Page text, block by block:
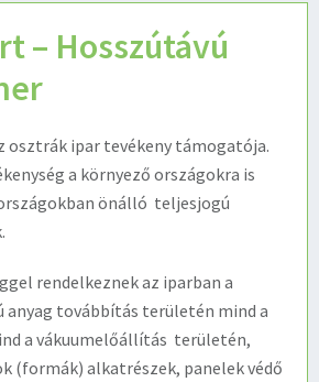
– Hosszútávú
osztrák ipar tevékeny támogatója.
a környező országokra is
önálló teljesjogú
rendelkeznek az iparban a
továbbítás területén mind a
a vákuumelőállítás területén,
(formák) alkatrészek, panelek védő